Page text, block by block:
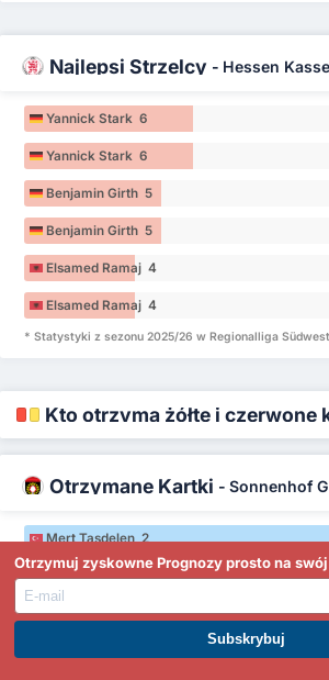
Najlepsi Strzelcy - Hessen
Yannick Stark 6
Yannick Stark 6
Benjamin Girth 5
Benjamin Girth 5
Elsamed Ramaj 4
Elsamed Ramaj 4
* Statystyki z sezonu 2025/26 w Regionalliga Südwest
Kto otrzyma żółte i czerwone
Otrzymane Kartki - Sonnenhof
Mert Taşdelen 2
Mert Taşdelen 2
Volkan Celiktas 2
DOŁĄCZ DO PREMIUM.
Otrzymuj zyskowne Prognozy prosto na